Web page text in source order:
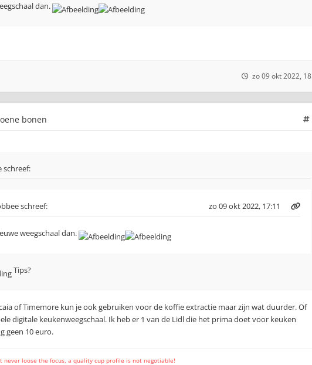
dan.
zo 09 okt 2022,
bonen
schreef:
schreef: zo 09 okt 2022, 17:11
weegschaal dan.
Tips?
of Timemore kun je ook gebruiken voor de koffie extractie maar zijn wat duurder. Of
digitale keukenweegschaal. Ik heb er 1 van de Lidl die het prima doet voor keuken
geen 10 euro.
never loose the focus, a quality cup profile is not negotiable!